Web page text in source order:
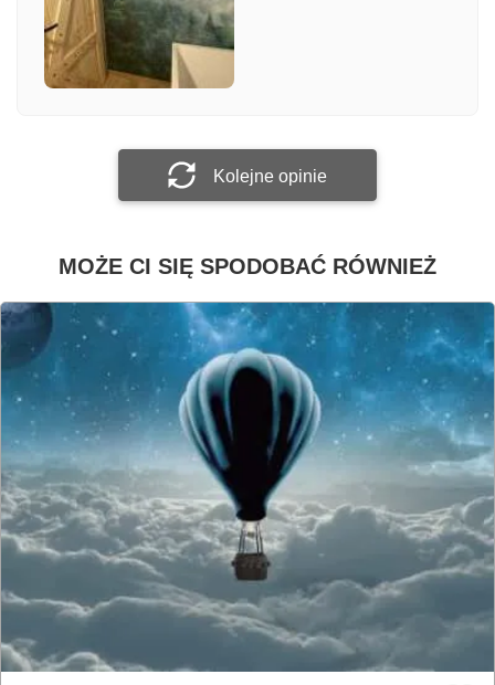
Załącz zdjęcie
Kolejne opinie
MOŻE CI SIĘ SPODOBAĆ RÓWNIEŻ